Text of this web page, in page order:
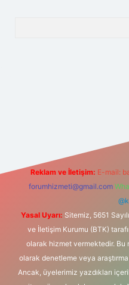
Reklam ve İletişim: E-mail:
forumhizmeti@gmail.com
Yasal Uyarı: Sitemiz, 5651
ve İletişim Kurumu (BTK)
olarak hizmet vermektedir.
olarak denetleme veya
Ancak, üyelerimiz yazdıkları